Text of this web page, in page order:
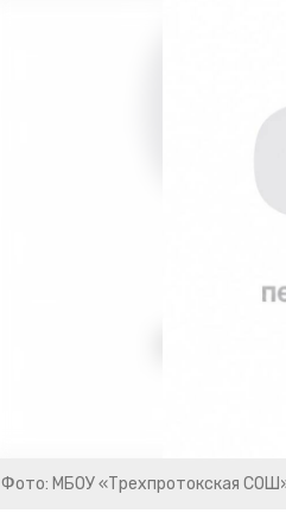
Фото: МБОУ «Трехпротокская